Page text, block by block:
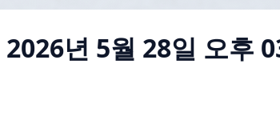
2026년 5월 28일 오후